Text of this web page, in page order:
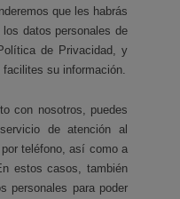
que les habrás
datos personales de
de Privacidad, y
facilites su información.
con nosotros, puedes
de atención al
teléfono, así como a
estos casos, también
personales para poder